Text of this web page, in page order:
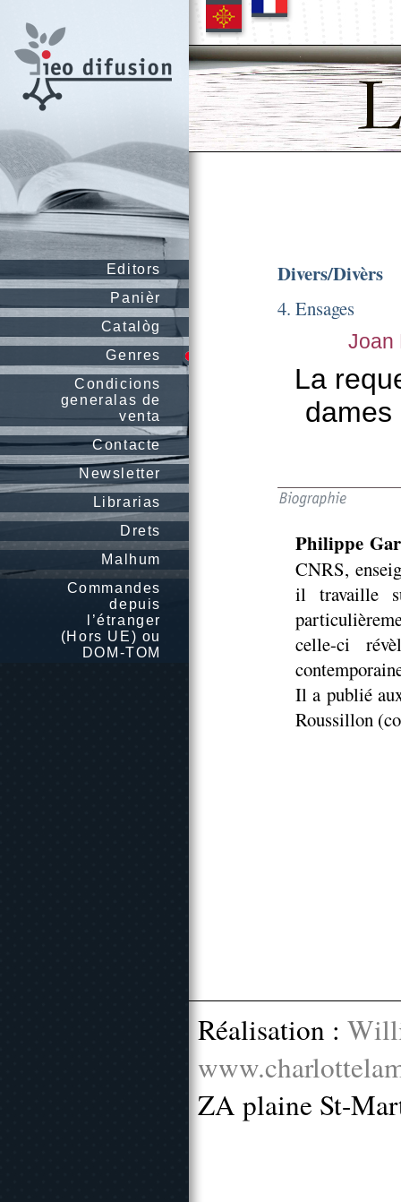
Editors
Panièr
Catalòg
Genres
Condicions
generalas de
venta
Contacte
Newsletter
Librarias
Drets
Malhum
Commandes
depuis
l’étranger
(Hors UE) ou
DOM-TOM
Divers/Divèrs
4. Ensages
Joan
La
dames
Philippe
CNRS,
il travaille
celle-ci
Il a publié
Roussillon
Réalisation :
ZA plaine St-